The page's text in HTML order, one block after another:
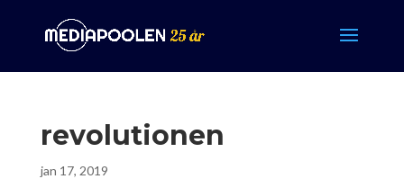
revolutionen
jan 17, 2019